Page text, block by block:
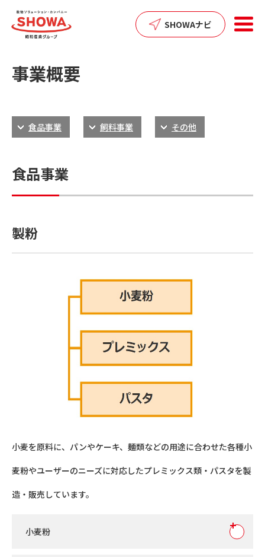
SHOWAナビ
事業概要
食品事業 飼料事業 その他
食品事業
製粉
小麦を原料に、パンやケーキ、麺類などの用途に合わせた各種小
麦粉やユーザーのニーズに対応したプレミックス類・パスタを製
造・販売しています。
小麦粉